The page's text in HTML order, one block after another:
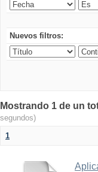
Nuevos filtros:
Mostrando 1 de un
segundos)
1